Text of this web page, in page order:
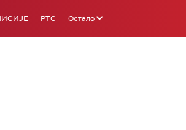
РТС Остало